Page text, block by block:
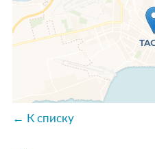
← К списку